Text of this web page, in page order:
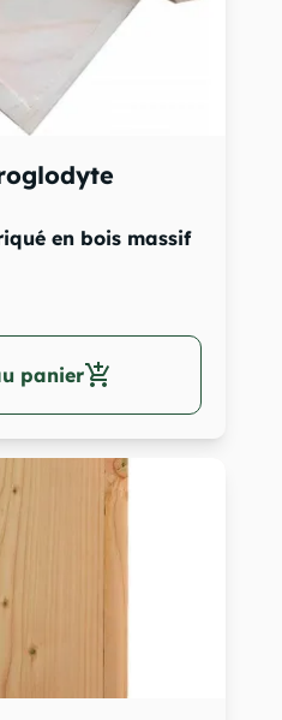
en bois massif
panieradd_shopping_cart